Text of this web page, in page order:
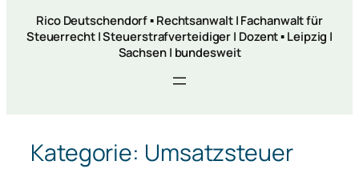
Rico Deutschendorf ▪ Rechtsanwalt | Fachanwalt für
Steuerrecht | Steuerstrafverteidiger | Dozent ▪ Leipzig |
Sachsen | bundesweit
Kategorie: Umsatzsteuer